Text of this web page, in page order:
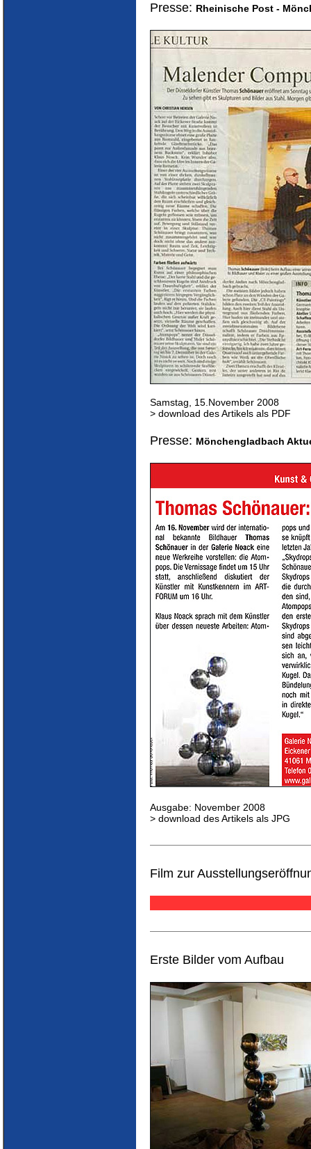
Presse: Rheinische Post -
Samstag, 15.November 2008
> download des Artikels als PDF
Presse: Mönchengladbach
Ausgabe: November 2008
> download des Artikels als JPG
Film zur
Erste Bilder vom Aufbau